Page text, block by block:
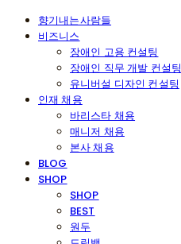
향기내는사람들
비즈니스
장애인 고용 컨설팅
장애인 직무 개발 컨설팅
유니버설 디자인 컨설팅
인재 채용
바리스타 채용
매니저 채용
본사 채용
BLOG
SHOP
SHOP
BEST
원두